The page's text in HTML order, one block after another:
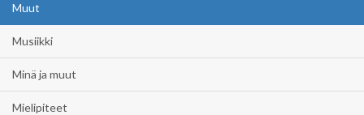
Muut
Musiikki
Minä ja muut
Mielipiteet